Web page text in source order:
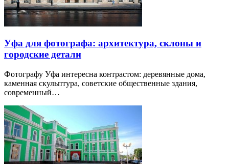
Уфа для фотографа: архитектура, склоны и
городские детали
Фотографу Уфа интересна контрастом: деревянные дома,
каменная скульптура, советские общественные здания,
современный…